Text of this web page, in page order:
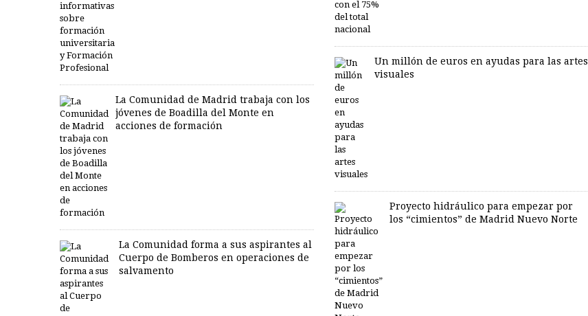
La Comunidad de Madrid trabaja con los
jóvenes de Boadilla del Monte en
acciones de formación
La Comunidad forma a sus aspirantes al
Cuerpo de Bomberos en operaciones de
salvamento
Un millón de euros en ayudas para las artes
visuales
Proyecto hidráulico para empezar por
los “cimientos” de Madrid Nuevo Norte